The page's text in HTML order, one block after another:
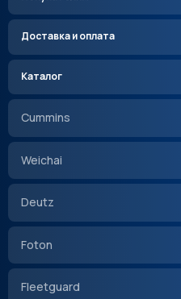
Доставка и оплата
Каталог
Cummins
Weichai
Deutz
Foton
Fleetguard